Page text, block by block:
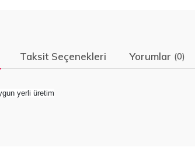
Taksit Seçenekleri Yorumlar (0)
yerli üretim